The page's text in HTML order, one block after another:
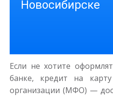
Срок
Если не хотите
банке, кредит на
организации (МФО) —